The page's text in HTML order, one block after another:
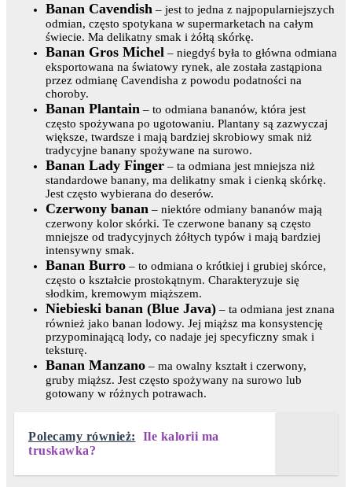
Banan Cavendish – jest to jedna z najpopularniejszych
odmian, często spotykana w supermarketach na całym
świecie. Ma delikatny smak i żółtą skórkę.
Banan Gros Michel – niegdyś była to główna odmiana
eksportowana na światowy rynek, ale została zastąpiona
przez odmianę Cavendisha z powodu podatności na
choroby.
Banan Plantain – to odmiana bananów, która jest
często spożywana po ugotowaniu. Plantany są zazwyczaj
większe, twardsze i mają bardziej skrobiowy smak niż
tradycyjne banany spożywane na surowo.
Banan Lady Finger – ta odmiana jest mniejsza niż
standardowe banany, ma delikatny smak i cienką skórkę.
Jest często wybierana do deserów.
Czerwony banan – niektóre odmiany bananów mają
czerwony kolor skórki. Te czerwone banany są często
mniejsze od tradycyjnych żółtych typów i mają bardziej
intensywny smak.
Banan Burro – to odmiana o krótkiej i grubiej skórce,
często o kształcie prostokątnym. Charakteryzuje się
słodkim, kremowym miąższem.
Niebieski banan (Blue Java) – ta odmiana jest znana
również jako banan lodowy. Jej miąższ ma konsystencję
przypominającą lody, co nadaje jej specyficzny smak i
teksturę.
Banan Manzano – ma owalny kształt i czerwony,
gruby miąższ. Jest często spożywany na surowo lub
gotowany w różnych potrawach.
Polecamy również:
Ile kalorii ma
truskawka?